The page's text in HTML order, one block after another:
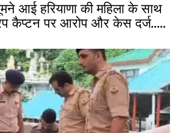
आई हरियाणा की महिला के साथ
कैप्टन पर आरोप और केस दर्ज…..